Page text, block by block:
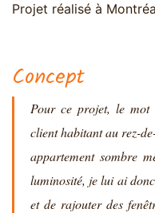
Projet réalisé à
Concept
Pour ce projet, le
client habitant au rez-
appartement sombre
luminosité, je lui ai
et de rajouter des